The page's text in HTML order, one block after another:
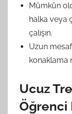
Mümkün
halka veya
çalışın.
Uzun
konaklama
Ucuz
Öğrenci